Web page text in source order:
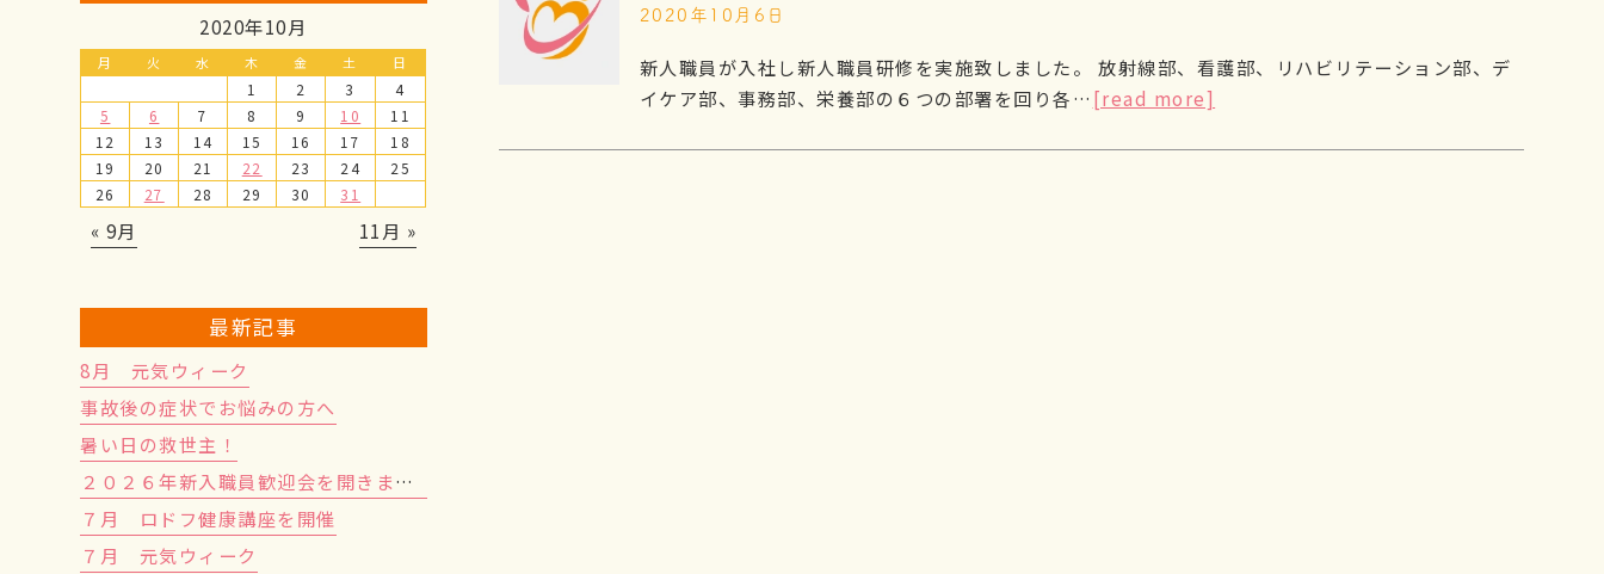
2020年10月6日
新人職員が入社し新人職員研修を実施致しました。 放射線部、看護部、リハビリテーション部、デ
イケア部、事務部、栄養部の６つの部署を回り各… [read more]
2020年10月
月 火 水 木 金 土 日
1 2 3
4
5
6 7 8 9 10
11
12
13 14 15 16 17
18
19
20 21 22 23 24
25
26
27 28 29 30 31
« 9月 11月 »
最新記事
8月 元気ウィーク
事故後の症状でお悩みの方へ
暑い日の救世主！
２０２６年新入職員歓迎会を開きました！
７月 ロドフ健康講座を開催
７月 元気ウィーク